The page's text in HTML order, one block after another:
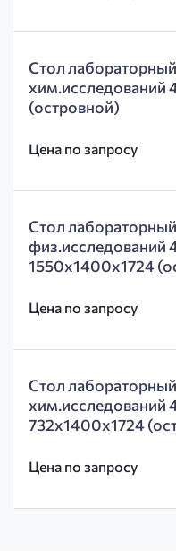
Стол
хим.исследований
(островной)
Цена по запросу
Стол
физ.исследований
1550х1400х1724
Цена по запросу
Стол
хим.исследований
732х1400х1724
Цена по запросу